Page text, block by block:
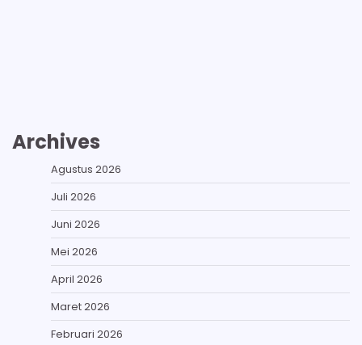
Archives
Agustus 2026
Juli 2026
Juni 2026
Mei 2026
April 2026
Maret 2026
Februari 2026